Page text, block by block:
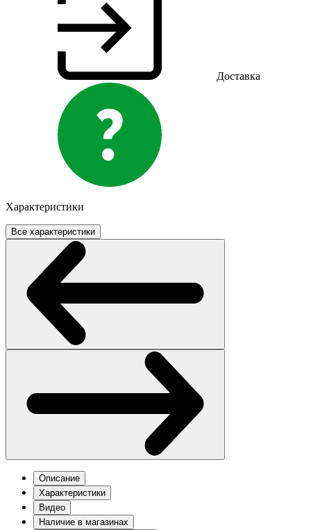
Доставка
Характеристики
Все характеристики
Описание
Характеристики
Видео
Наличие в магазинах